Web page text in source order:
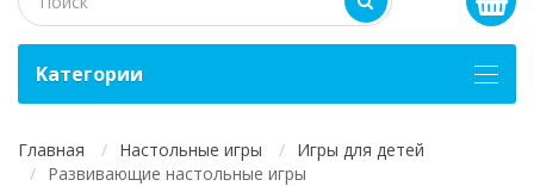
Kатегории
Главная Настольные игры
Игры для детей
Развивающие настольные игры